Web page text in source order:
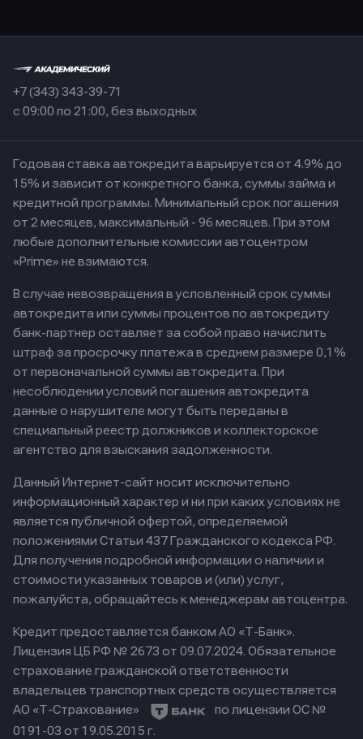
+7 (343) 343-39-71
с 09:00 по 21:00, без выходных
Годовая ставка автокредита варьируется от 4.9% до
15% и зависит от конкретного банка, суммы займа и
кредитной программы. Минимальный срок погашения
от 2 месяцев, максимальный - 96 месяцев. При этом
любые дополнительные комиссии автоцентром
«Prime» не взимаются.
В случае невозвращения в условленный срок суммы
автокредита или суммы процентов по автокредиту
банк-партнер оставляет за собой право начислить
штраф за просрочку платежа в среднем размере 0,1%
от первоначальной суммы автокредита. При
несоблюдении условий погашения автокредита
данные о нарушителе могут быть переданы в
специальный реестр должников и коллекторское
агентство для взыскания задолженности.
Данный Интернет-сайт носит исключительно
информационный характер и ни при каких условиях не
является публичной офертой, определяемой
положениями Статьи 437 Гражданского кодекса РФ.
Для получения подробной информации о наличии и
стоимости указанных товаров и (или) услуг,
пожалуйста, обращайтесь к менеджерам автоцентра.
Кредит предоставляется банком АО «Т-Банк».
Лицензия ЦБ РФ № 2673 от 09.07.2024. Обязательное
страхование гражданской ответственности
владельцев транспортных средств осуществляется
АО «Т-Страхование»
по лицензии ОС №
0191-03 от 19.05.2015 г.